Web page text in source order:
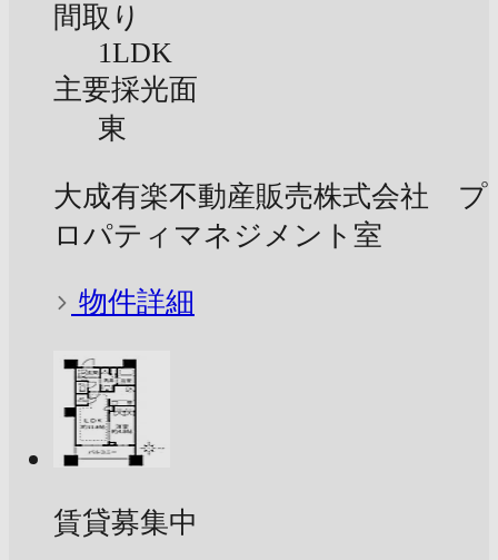
間取り
1LDK
主要採光面
東
大成有楽不動産販売株式会社 プ
ロパティマネジメント室
物件詳細
賃貸募集中